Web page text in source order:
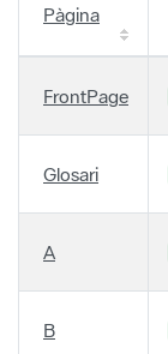
Pàgina
FrontPage
Glosari
A
B